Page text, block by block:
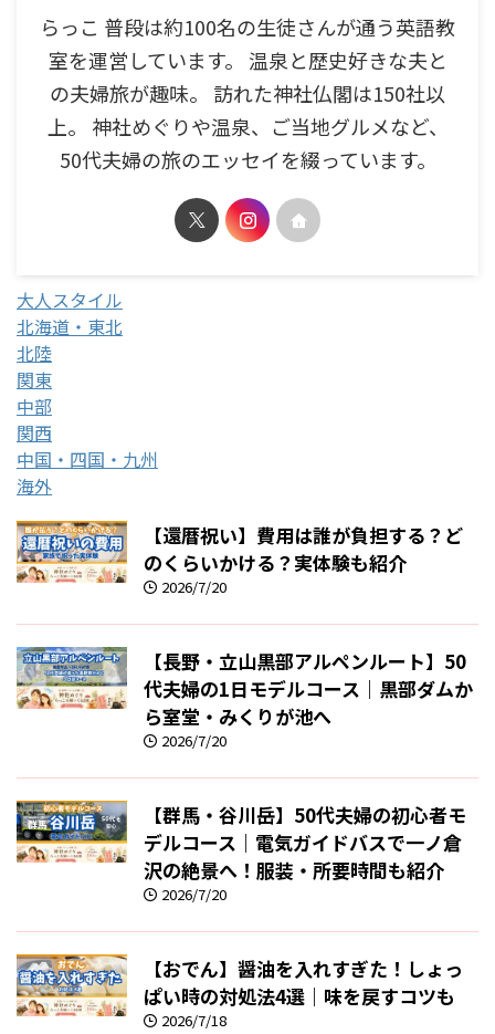
らっこ 普段は約100名の生徒さんが通う英語教
室を運営しています。 温泉と歴史好きな夫と
の夫婦旅が趣味。 訪れた神社仏閣は150社以
上。 神社めぐりや温泉、ご当地グルメなど、
50代夫婦の旅のエッセイを綴っています。
大人スタイル
北海道・東北
北陸
関東
中部
関西
中国・四国・九州
海外
【還暦祝い】費用は誰が負担する？ど
のくらいかける？実体験も紹介
2026/7/20
【長野・立山黒部アルペンルート】50
代夫婦の1日モデルコース｜黒部ダムか
ら室堂・みくりが池へ
2026/7/20
【群馬・谷川岳】50代夫婦の初心者モ
デルコース｜電気ガイドバスで一ノ倉
沢の絶景へ！服装・所要時間も紹介
2026/7/20
【おでん】醤油を入れすぎた！しょっ
ぱい時の対処法4選｜味を戻すコツも
2026/7/18